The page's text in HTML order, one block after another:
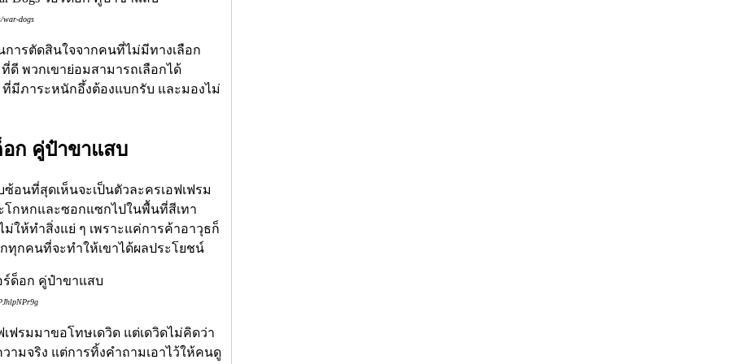
dogs
การตัดสินใจจากคนที่ไม่มีทางเลือก
ดี พวกเขาย่อมสามารถเลือกได้
ที่มีภาระหนักอึ้งต้องแบกรับ และมองไม่
อก คู่ป๋าขาแสบ
อนที่สุดเห็นจะเป็นตัวละครเอฟเฟรม
โกหกและซอกแซกไปในพื้นที่สีเทา
ม่ให้ทำสิ่งแย่ ๆ เพราะแค่การค้าอาวุธก็
ทุกคนที่จะทำให้เขาได้ผลประโยชน์
ฟรมมาขอโทษเดวิด แต่เดวิดไม่คิดว่า
ามจริง แต่การทิ้งคำถามเอาไว้ให้คนดู